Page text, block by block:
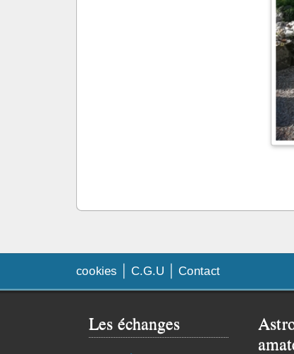
cookies C.G.U Contact
Les échanges